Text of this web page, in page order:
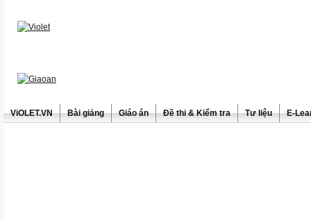
ViOLET.VN Bài giảng Giáo án Đề thi & Kiểm tra Tư liệu E-